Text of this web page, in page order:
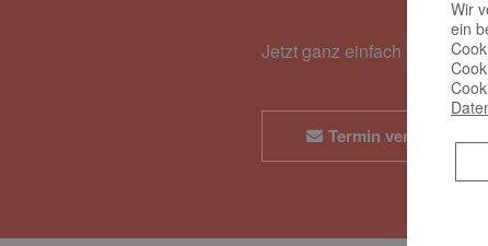
Jetzt ganz einfach und
Termin vereinbaren
Wir
ein